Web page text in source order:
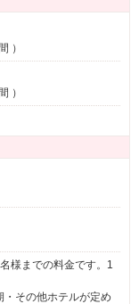
）
）
までの料金です。1
その他ホテルが定め